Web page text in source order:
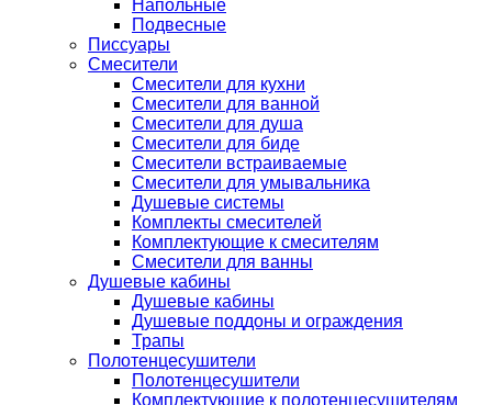
Напольные
Подвесные
Писсуары
Смесители
Смесители для кухни
Смесители для ванной
Смесители для душа
Смесители для биде
Смесители встраиваемые
Смесители для умывальника
Душевые системы
Комплекты смесителей
Комплектующие к смесителям
Смесители для ванны
Душевые кабины
Душевые кабины
Душевые поддоны и ограждения
Трапы
Полотенцесушители
Полотенцесушители
Комплектующие к полотенцесушителям